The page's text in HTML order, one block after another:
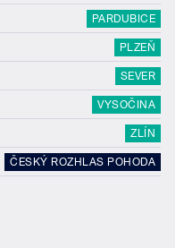
PARDUBICE
PLZEŇ
SEVER
VYSOČINA
ZLÍN
ČESKÝ ROZHLAS POHODA